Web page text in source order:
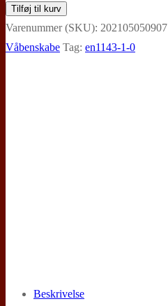
Trezory,
våbenskab
(V02R)
Tilføj til kurv
Varenummer (SKU): 202105050907
Våbenskabe Tag: en1143-1-0
Beskrivelse